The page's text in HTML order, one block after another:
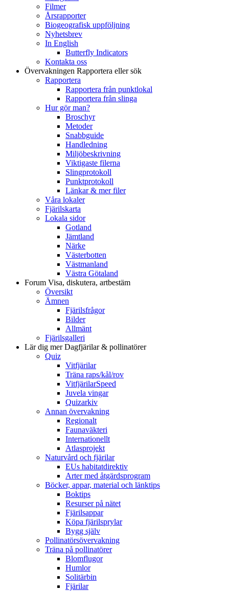
Filmer
Årsrapporter
Biogeografisk uppföljning
Nyhetsbrev
In English
Butterfly Indicators
Kontakta oss
Övervakningen Rapportera eller sök
Rapportera
Rapportera från punktlokal
Rapportera från slinga
Hur gör man?
Broschyr
Metoder
Snabbguide
Handledning
Miljöbeskrivning
Viktigaste filerna
Slingprotokoll
Punktprotokoll
Länkar & mer filer
Våra lokaler
Fjärilskarta
Lokala sidor
Gotland
Jämtland
Närke
Västerbotten
Västmanland
Västra Götaland
Forum Visa, diskutera, artbestäm
Översikt
Ämnen
Fjärilsfrågor
Bilder
Allmänt
Fjärilsgalleri
Lär dig merDagfjärilar & pollinatörer
Quiz
Vitfjärilar
Träna raps/kål/rov
VitfjärilarSpeed
Juvela vingar
Quizarkiv
Annan övervakning
Regionalt
Faunaväkteri
Internationellt
Atlasprojekt
Naturvård och fjärilar
EUs habitatdirektiv
Arter med åtgärdsprogram
Böcker, appar, material och länktips
Boktips
Resurser på nätet
Fjärilsappar
Köpa fjärilsprylar
Bygg själv
Pollinatörsövervakning
Träna på pollinatörer
Blomflugor
Humlor
Solitärbin
Fjärilar